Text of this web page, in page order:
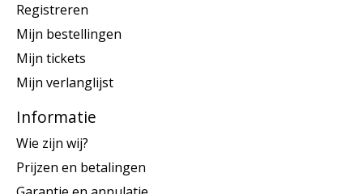
Registreren
Mijn bestellingen
Mijn tickets
Mijn verlanglijst
Informatie
Wie zijn wij?
Prijzen en betalingen